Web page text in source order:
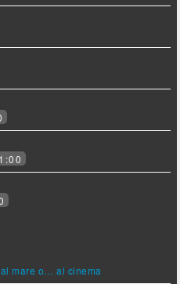
mare o… al cinema